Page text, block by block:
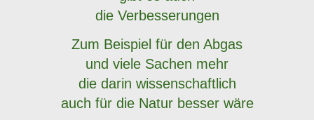
die Verbesserungen
Zum Beispiel für den Abgas
und viele Sachen mehr
die darin wissenschaftlich
auch für die Natur besser wäre